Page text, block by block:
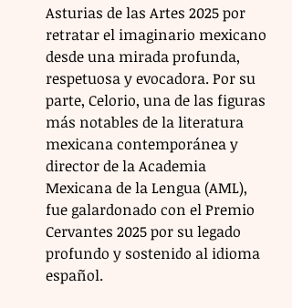
Asturias de las Artes 2025 por
retratar el imaginario mexicano
desde una mirada profunda,
respetuosa y evocadora. Por su
parte, Celorio, una de las figuras
más notables de la literatura
mexicana contemporánea y
director de la Academia
Mexicana de la Lengua (AML),
fue galardonado con el Premio
Cervantes 2025 por su legado
profundo y sostenido al idioma
español.